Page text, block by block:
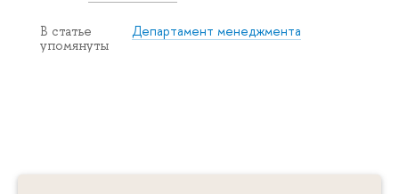
В статье
упомянуты
Департамент менеджмента